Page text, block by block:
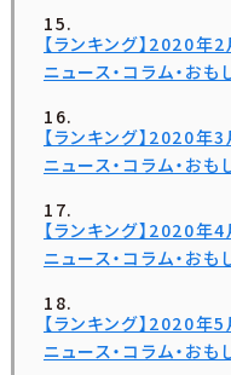
【ランキング】2020年
ニュース・コラム・おも
【ランキング】2020年
ニュース・コラム・おも
【ランキング】2020年
ニュース・コラム・おも
【ランキング】2020年
ニュース・コラム・おも